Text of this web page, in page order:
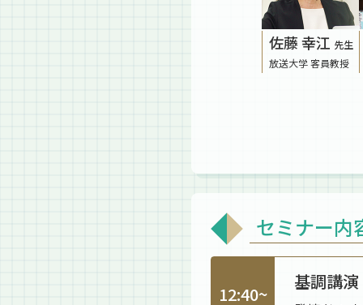
佐藤 幸江 先生
放送大学 客員教授
セミナー内
12:40~
基調講演